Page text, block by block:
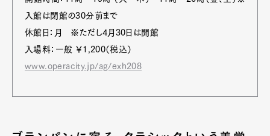
入館は閉館の30分前まで
休館日：月 ※ただし4月30日は開館
入場料：一般 ￥1,200（税込）
www.operacity.jp/ag/exh208